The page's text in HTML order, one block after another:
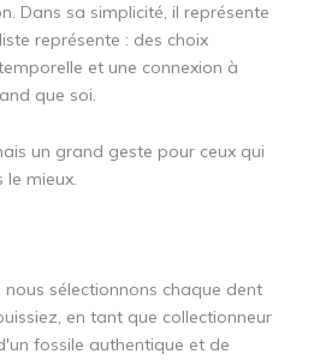
Dans sa simplicité, il représente
représente : des choix
et une connexion à
que soi.
un grand geste pour ceux qui
le mieux.
, nous sélectionnons chaque dent
en tant que collectionneur
fossile authentique et de